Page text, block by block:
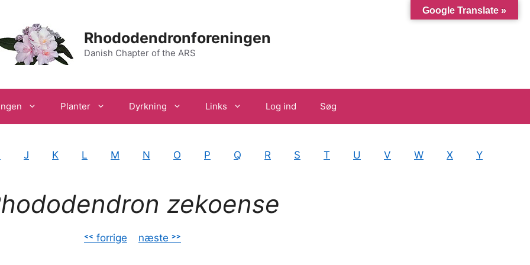
Rhododendronforeningen
Danish Chapter of the ARS
Planter Dyrkning Links Log ind Søg
J K L M N O P Q R S T U V W X
Y
zekoense
˂˂ forrige næste ˃˃
Google Translate »